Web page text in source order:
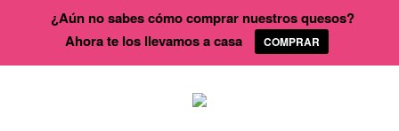
¿Aún no sabes cómo comprar nuestros quesos?
Ahora te los llevamos a casa
COMPRAR